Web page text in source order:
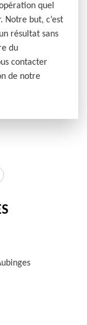
quel
Notre but, c’est
résultat sans
du
contacter
de notre